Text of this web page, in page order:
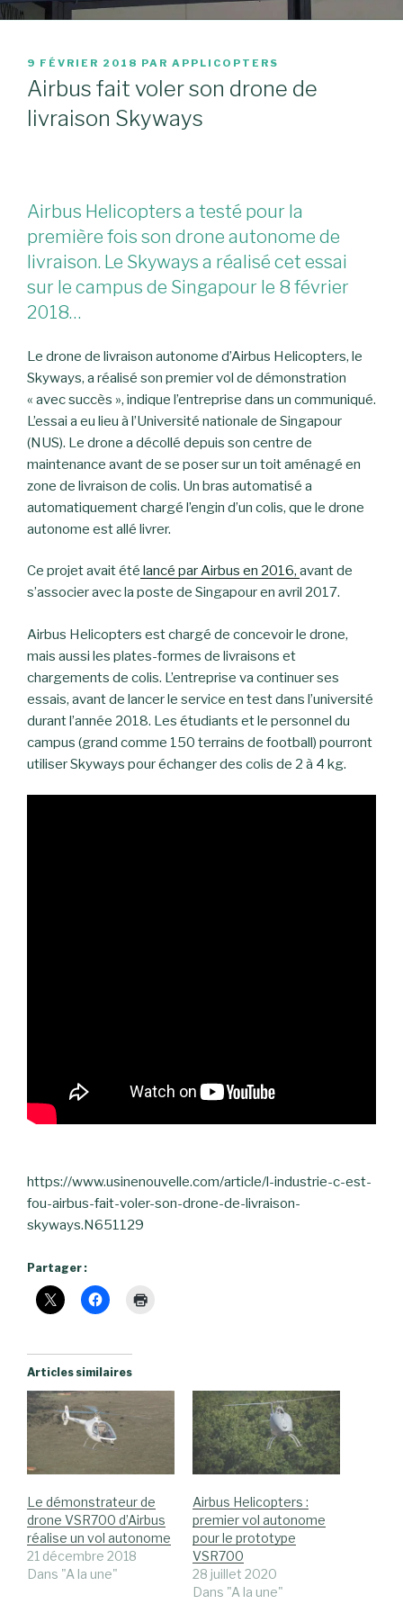
PUBLIÉ
LE
9 FÉVRIER 2018 PAR APPLICOPTERS
Airbus fait voler son drone de
livraison Skyways
Airbus Helicopters a testé pour la
première fois son drone autonome de
livraison. Le Skyways a réalisé cet essai
sur le campus de Singapour le 8 février
2018…
Le drone de livraison autonome d’Airbus Helicopters, le
Skyways, a réalisé son premier vol de démonstration
« avec succès », indique l’entreprise dans un communiqué.
L’essai a eu lieu à l’Université nationale de Singapour
(NUS). Le drone a décollé depuis son centre de
maintenance avant de se poser sur un toit aménagé en
zone de livraison de colis. Un bras automatisé a
automatiquement chargé l’engin d’un colis, que le drone
autonome est allé livrer.
Ce projet avait été lancé par Airbus en 2016, avant de
s’associer avec la poste de Singapour en avril 2017.
Airbus Helicopters est chargé de concevoir le drone,
mais aussi les plates-formes de livraisons et
chargements de colis. L’entreprise va continuer ses
essais, avant de lancer le service en test dans l’université
durant l’année 2018. Les étudiants et le personnel du
campus (grand comme 150 terrains de football) pourront
utiliser Skyways pour échanger des colis de 2 à 4 kg.
https://www.usinenouvelle.com/article/l-industrie-c-est-
fou-airbus-fait-voler-son-drone-de-livraison-
skyways.N651129
Partager :
Articles similaires
Le démonstrateur de
drone VSR700 d’Airbus
réalise un vol autonome
21 décembre 2018
Dans "A la une"
Airbus Helicopters :
premier vol autonome
pour le prototype
VSR700
28 juillet 2020
Dans "A la une"